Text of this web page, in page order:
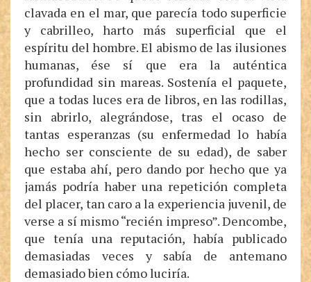
clavada en el mar, que parecía todo superficie
y cabrilleo, harto más superficial que el
espíritu del hombre. El abismo de las ilusiones
humanas, ése sí que era la auténtica
profundidad sin mareas. Sostenía el paquete,
que a todas luces era de libros, en las rodillas,
sin abrirlo, alegrándose, tras el ocaso de
tantas esperanzas (su enfermedad lo había
hecho ser consciente de su edad), de saber
que estaba ahí, pero dando por hecho que ya
jamás podría haber una repetición completa
del placer, tan caro a la experiencia juvenil, de
verse a sí mismo “recién impreso”. Dencombe,
que tenía una reputación, había publicado
demasiadas veces y sabía de antemano
demasiado bien cómo luciría.